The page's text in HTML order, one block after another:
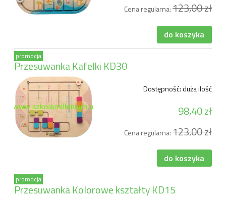
Cena regularna:123,00 zł
do koszyka
Przesuwanka Kafelki KD30
Dostępność:duża ilość
98,40 zł
Cena regularna:123,00 zł
do koszyka
promocja
Przesuwanka Kolorowe kształty KD15
promocja